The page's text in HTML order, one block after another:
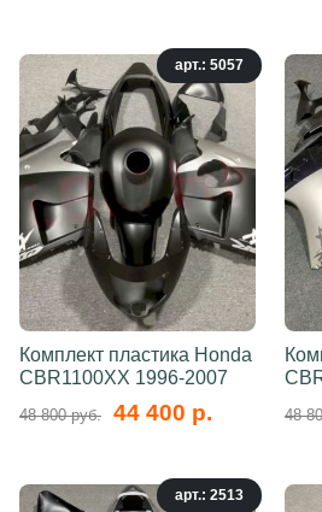
арт.: 5057
Комплект пластика Honda
CBR1100XX 1996-2007
48 800 руб. 44 400 р. 48
арт.: 2513